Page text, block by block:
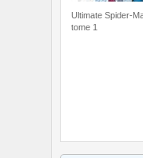
Ultimate Spider-
tome 1